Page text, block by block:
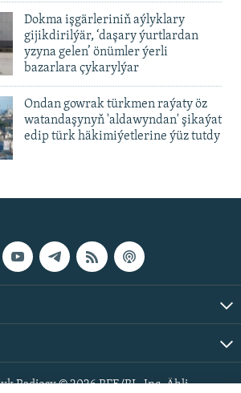
Dokma işgärleriniň aýlyklary
gijikdirilýär, ‘daşary ýurtlardan
yzyna gelen’ önümler ýerli
bazarlara çykarylýar
Ondan gowrak türkmen raýaty öz
watandaşynyň 'aldawyndan' şikaýat
edip türk häkimiýetlerine ýüz tutdy
Radiosy © 2026 RFE/RL, Inc. Ähli